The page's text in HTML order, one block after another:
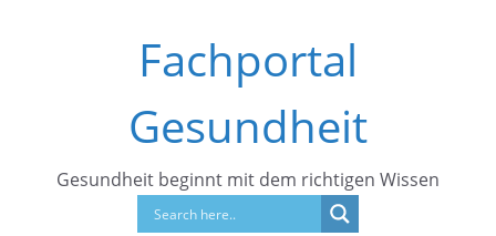
Fachportal
Gesundheit
Gesundheit beginnt mit dem richtigen Wissen